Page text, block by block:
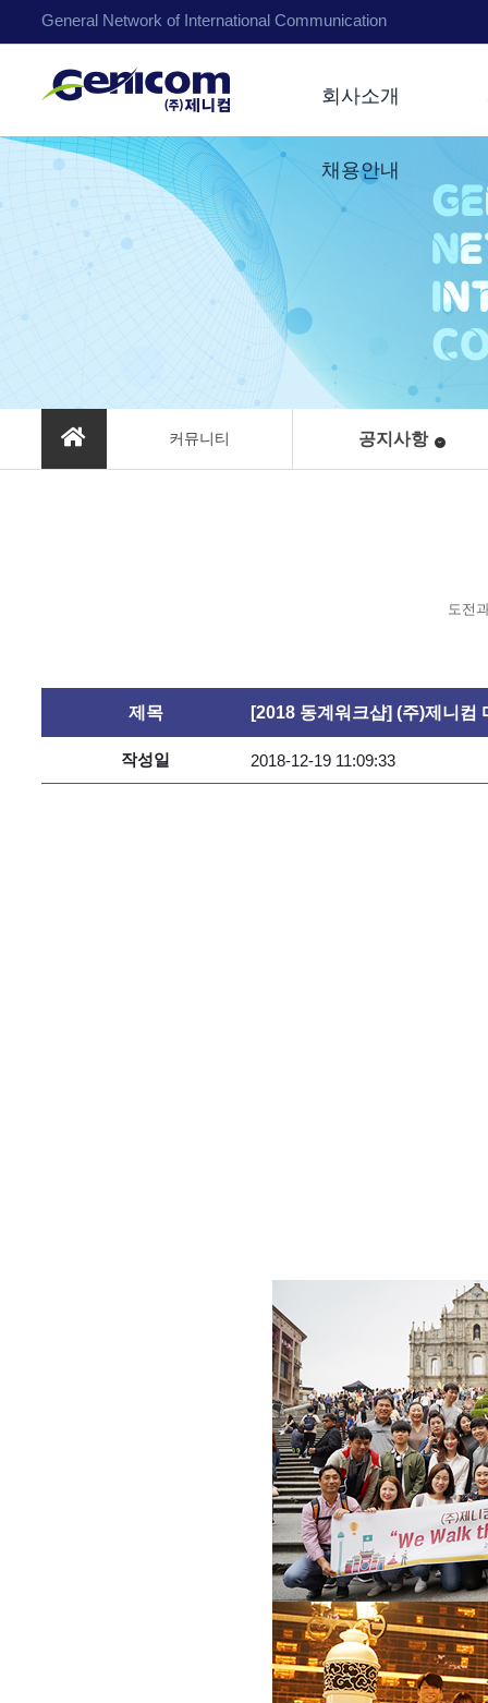
General Network of International Communication
회사소개
채용안내
커뮤니티 공지사항
도전
제목 [2018 동계워크샵] (주)제니컴
작성일 2018-12-19 11:09:33